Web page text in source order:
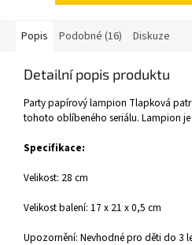
Popis Podobné (16) Diskuze
Detailní popis produktu
Party papírový lampion Tlapková
tohoto oblíbeného seriálu. Lampion je
Specifikace:
Velikost: 28 cm
Velikost balení: 17 x 21 x 0,5 cm
Upozornění: Nevhodné pro děti do 3